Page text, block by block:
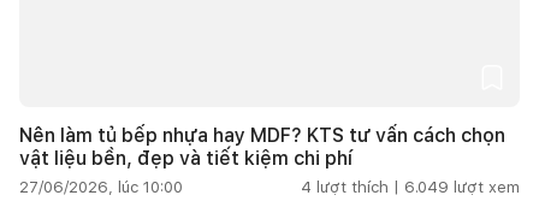
Nên làm tủ bếp nhựa hay MDF? KTS tư vấn cách chọn
vật liệu bền, đẹp và tiết kiệm chi phí
27/06/2026, lúc 10:00 4 lượt thích | 6.049 lượt xem